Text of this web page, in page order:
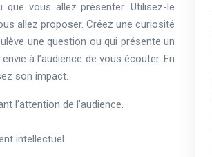
vous allez présenter. Utilisez-le
allez proposer. Créez une curiosité
une question ou qui présente un
à l’audience de vous écouter. En
son impact.
l’attention de l’audience.
intellectuel.